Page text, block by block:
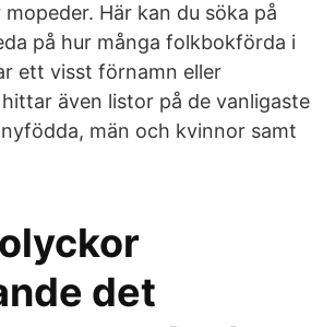
Här kan du söka på
på hur många folkbokförda i
ett visst förnamn eller
även listor på de vanligaste
män och kvinnor samt
det